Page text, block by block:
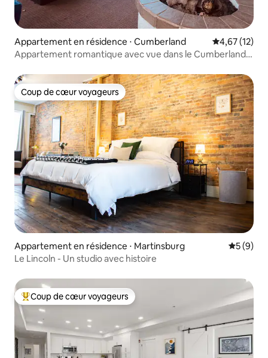
Appartement en résidence ⋅ Cumberland Évaluation
4,67 (12)
Appartement romantique avec vue dans le Cumberland
Coup de cœur voyageurs
Coup de cœur voyageurs
Appartement en résidence ⋅ Martinsburg
5 (9)
Le Lincoln - Un studio avec histoire
Coups de cœur voyageurs les plus appréciés
Coup de cœur voyageurs